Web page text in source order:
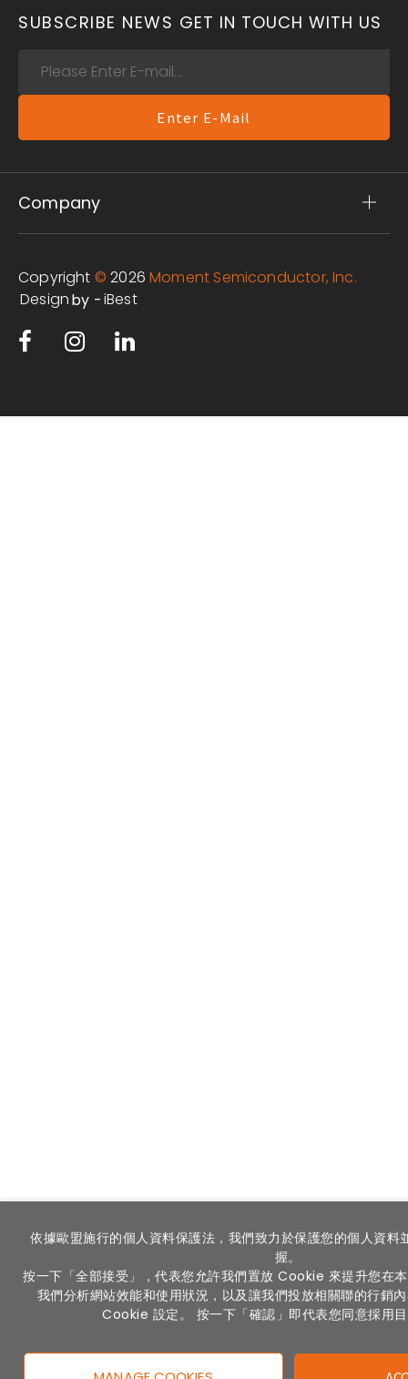
SUBSCRIBE NEWS GET IN TOUCH WITH US
Enter E-Mail
Company
Copyright © 2026 Moment Semiconductor, Inc.
Designby -iBest
依據歐盟施行的個人資料保護法，我們致力於保護您的個人資料
握。
按一下「全部接受」，代表您允許我們置放 Cookie 來提升您在
我們分析網站效能和使用狀況，以及讓我們投放相關聯的行銷
Cookie 設定。 按一下「確認」即代表您同意採用